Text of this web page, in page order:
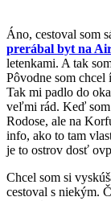
Áno, cestoval som
prerábal byt na
letenkami. A tak
Pôvodne som chcel
Tak mi padlo do
veľmi rád. Keď som
Rodose, ale na
info, ako to tam
je to ostrov dosť
Chcel som si
cestoval s niekým.